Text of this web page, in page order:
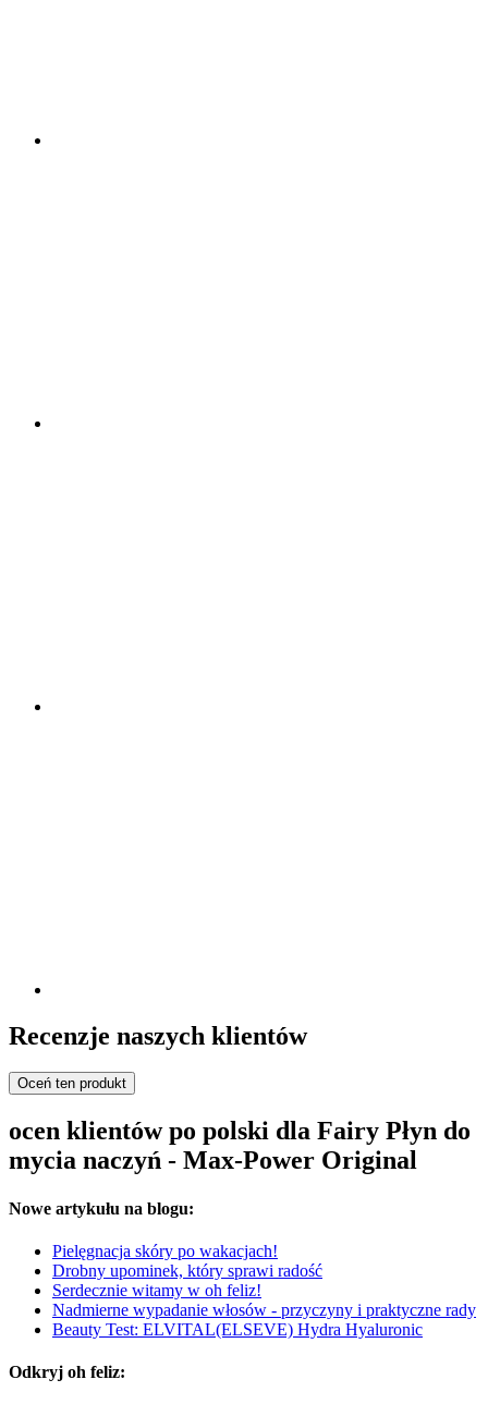
Recenzje naszych klientów
Oceń ten produkt
ocen klientów po polski dla Fairy Płyn do
mycia naczyń - Max-Power Original
Nowe artykułu na blogu:
Pielęgnacja skóry po wakacjach!
Drobny upominek, który sprawi radość
Serdecznie witamy w oh feliz!
Nadmierne wypadanie włosów - przyczyny i praktyczne rady
Beauty Test: ELVITAL(ELSEVE) Hydra Hyaluronic
Odkryj oh feliz: